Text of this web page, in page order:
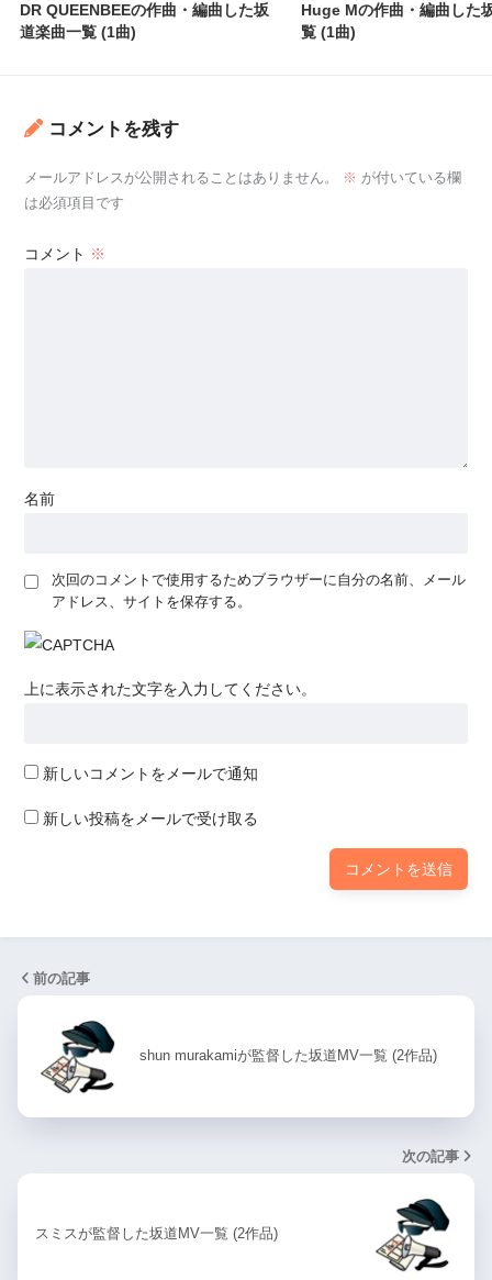
DR QUEENBEEの作曲・編曲した坂
道楽曲一覧 (1曲)
Huge Mの作曲・編曲した
覧 (1曲)
コメントを残す
メールアドレスが公開されることはありません。 ※ が付いている欄
は必須項目です
コメント ※
名前
次回のコメントで使用するためブラウザーに自分の名前、メール
アドレス、サイトを保存する。
上に表示された文字を入力してください。
新しいコメントをメールで通知
新しい投稿をメールで受け取る
前の記事
shun murakamiが監督した坂道MV一覧 (2作品)
次の記事
スミスが監督した坂道MV一覧 (2作品)